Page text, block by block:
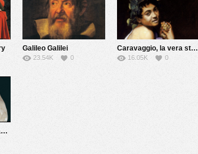
Galileo Galilei
23.54K 0
Caravaggio, la vera storia
16.05K 0
Donna Olimpia, la “Papessa” di Roma